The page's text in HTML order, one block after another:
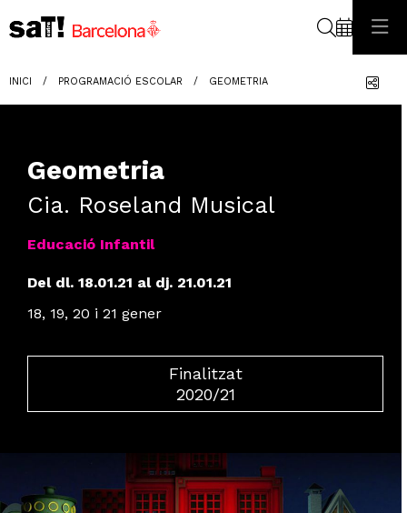
INICI PROGRAMACIÓ ESCOLAR GEOMETRIA
Geometria
Cia. Roseland Musical
Educació Infantil
Del dl. 18.01.21 al dj. 21.01.21
18, 19, 20 i 21 gener
Finalitzat
2020/21